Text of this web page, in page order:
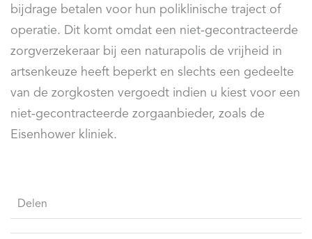
bijdrage betalen voor hun poliklinische traject of
operatie. Dit komt omdat een niet-gecontracteerde
zorgverzekeraar bij een naturapolis de vrijheid in
artsenkeuze heeft beperkt en slechts een gedeelte
van de zorgkosten vergoedt indien u kiest voor een
niet-gecontracteerde zorgaanbieder, zoals de
Eisenhower kliniek.
Delen